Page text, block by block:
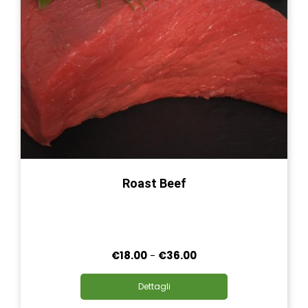
del
Roast Beef
€18.00 - €36.00Fascia
da
Dettagli